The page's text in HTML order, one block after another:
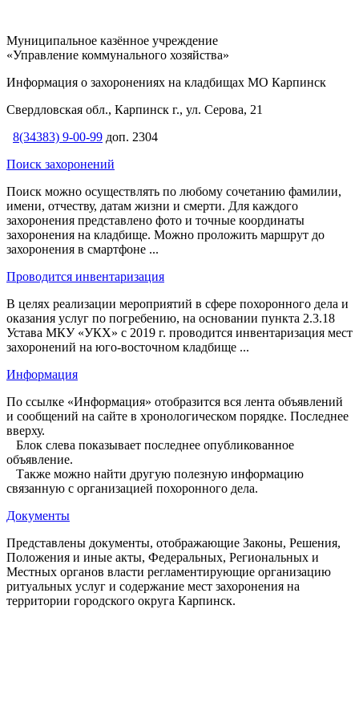
Муниципальное казённое учреждение
«Управление коммунального хозяйства»
Информация о захоронениях на кладбищах МО Карпинск
Свердловская обл., Карпинск г., ул. Серова, 21
8(34383) 9-00-99 доп. 2304
Поиск захоронений
Поиск можно осуществлять по любому сочетанию фамилии,
имени, отчеству, датам жизни и смерти. Для каждого
захоронения представлено фото и точные координаты
захоронения на кладбище. Можно проложить маршрут до
захоронения в смартфоне ...
Проводится инвентаризация
В целях реализации мероприятий в сфере похоронного дела и
оказания услуг по погребению, на основании пункта 2.3.18
Устава МКУ «УКХ» с 2019 г. проводится инвентаризация мест
захоронений на юго-восточном кладбище ...
Информация
По ссылке «Информация» отобразится вся лента объявлений
и сообщений на сайте в хронологическом порядке. Последнее
вверху.
Блок слева показывает последнее опубликованное
объявление.
Также можно найти другую полезную информацию
связанную с организацией похоронного дела.
Документы
Представлены документы, отображающие Законы, Решения,
Положения и иные акты, Федеральных, Региональных и
Местных органов власти регламентирующие организацию
ритуальных услуг и содержание мест захоронения на
территории городского округа Карпинск.